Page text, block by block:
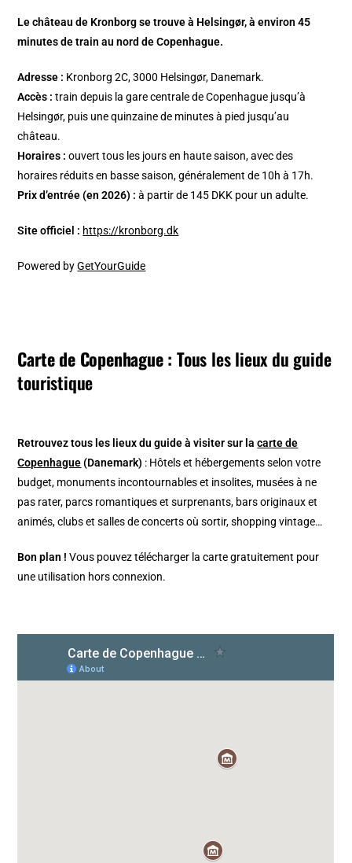
Le château de Kronborg se trouve à Helsingør, à environ 45
minutes de train au nord de Copenhague.
Adresse : Kronborg 2C, 3000 Helsingør, Danemark.
Accès : train depuis la gare centrale de Copenhague jusqu’à
Helsingør, puis une quinzaine de minutes à pied jusqu’au
château.
Horaires : ouvert tous les jours en haute saison, avec des
horaires réduits en basse saison, généralement de 10h à 17h.
Prix d’entrée (en 2026) :à partir de 145 DKK pour un adulte.
Site officiel : https://kronborg.dk
Powered byGetYourGuide
Carte de Copenhague :Tous les lieux du guide
touristique
Retrouvez tous les lieux du guide à visitersur lacarte de
Copenhague(Danemark) : Hôtels et hébergements selon votre
budget, monuments incontournables et insolites, musées à ne
pas rater, parcs romantiques et surprenants, bars originaux et
animés, clubs et salles de concerts où sortir, shopping vintage…
Bon plan ! Vous pouvez télécharger la carte gratuitement pour
une utilisation hors connexion.